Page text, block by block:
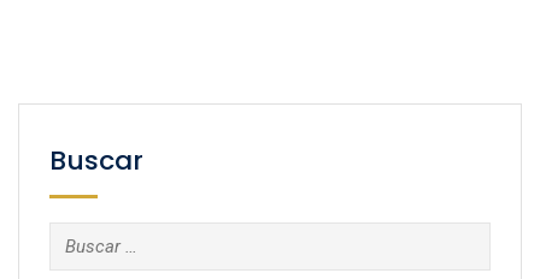
Buscar
Buscar: